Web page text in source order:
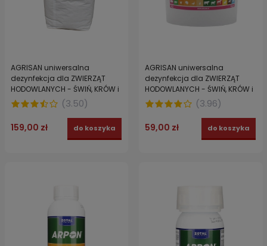
AGRISAN uniwersalna
dezynfekcja dla ZWIERZĄT
HODOWLANYCH - ŚWIŃ, KRÓW i
DROBIU 25 kg
(3.50)
159,00 zł do koszyka
AGRISAN uniwersalna
dezynfekcja dla ZWIERZĄT
HODOWLANYCH - ŚWIŃ, KRÓW i
DROBIU 5 kg
(3.96)
59,00 zł do koszyka